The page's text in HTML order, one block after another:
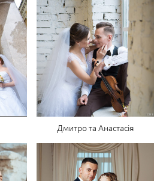
Дмитро та Анастасія